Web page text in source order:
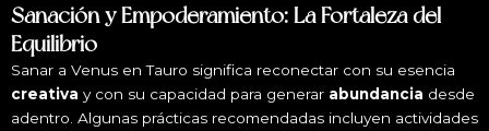
Sanación y Empoderamiento: La Fortaleza del
Equilibrio
Sanar a Venus en Tauro significa reconectar con su esencia
creativa y con su capacidad para generar abundancia desde
adentro. Algunas prácticas recomendadas incluyen actividades